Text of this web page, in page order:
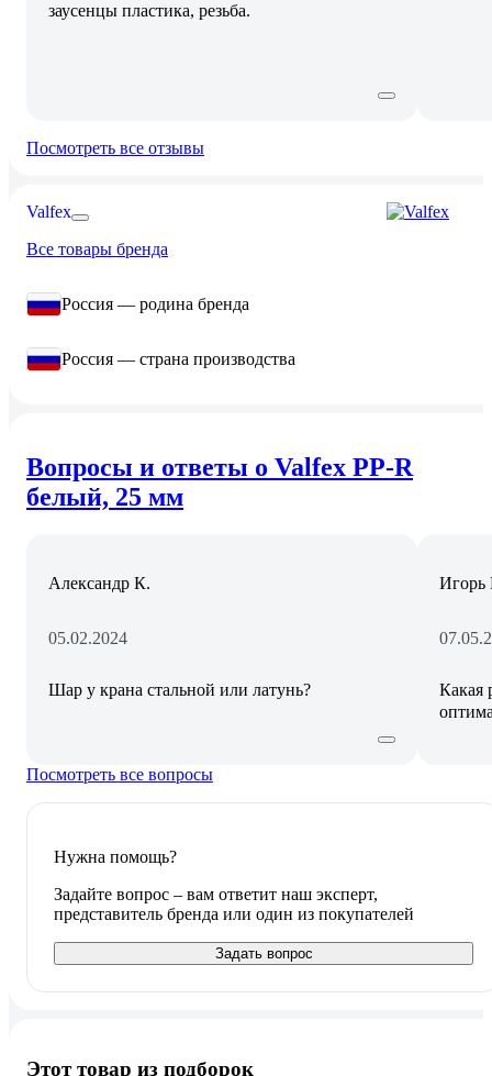
заусенцы пластика, резьба.
Посмотреть все отзывы
Valfex
Все товары бренда
Россия — родина бренда
Россия — страна производства
Вопросы и ответы о Valfex PP-R
белый, 25 мм
Александр К.
05.02.2024
Шар у крана стальной или латунь?
Игорь
Какая
Посмотреть все вопросы
Нужна помощь?
Задайте вопрос – вам ответит наш эксперт,
представитель бренда или один из покупателей
Задать вопрос
Этот товар из подборок